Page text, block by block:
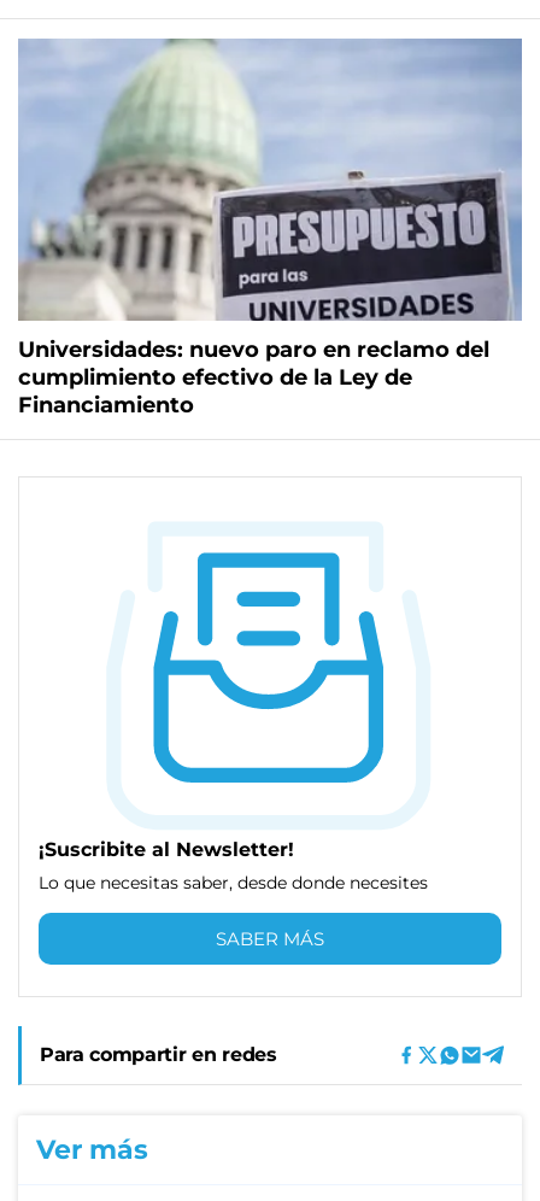
Universidades: nuevo paro en reclamo del
cumplimiento efectivo de la Ley de
Financiamiento
¡Suscribite al Newsletter!
Lo que necesitas saber, desde donde necesites
SABER MÁS
Para compartir en redes
Ver más